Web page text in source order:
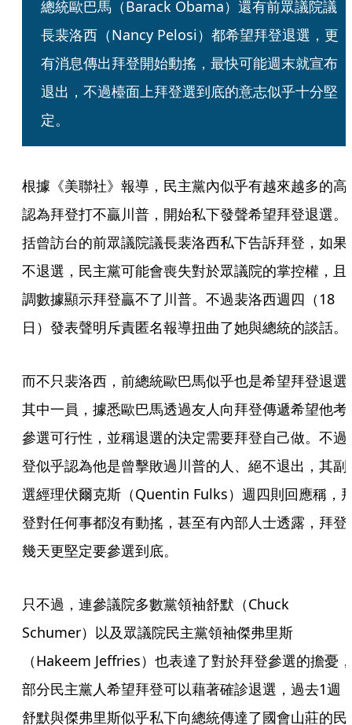
總統歐巴馬（Barack Obama）還有前眾議院議
長裴洛西（Nancy Pelosi）都希望拜登退選，更
有消息傳出拜登開始動搖，最快可能週末就宣布
退出，不過檯面上拜登選到底的意志似乎十分堅
定。
根據《美聯社》報導，民主黨內似乎有越來越多的高
認為拜登打不贏川普，開始私下發聲希望拜登退選。
括曾訪台的前眾議院議長裴洛西私下告訴拜登，如果
不退選，民主黨可能會喪失對於眾議院的掌控權，且
調數據顯示拜登贏不了川普。不過裴洛西週四（18
日）發表聲明斥責匿名報導扭曲了她與總統的談話。
而不只裴洛西，前總統歐巴馬似乎也是希望拜登退選
其中一員，據悉歐巴馬透過友人向拜登傳遞希望他考
參選可行性，並稱退選的決定需要拜登自己做。不過
登似乎認為他是曾擊敗過川普的人、絕不退出，其副
選經理伏爾克斯（Quentin Fulks）週四則回應稱，
登對任何事都沒有動搖，甚至有內部人士透露，拜登
幾天更堅定要參選到底。
只不過，連參議院多數黨領袖舒默（Chuck
Schumer）以及眾議院民主黨領袖傑弗里斯
（Hakeem Jeffries）也表達了對於拜登參選的擔憂，
部分民主黨人希望拜登可以藉著確診退選，過去1週
舒默與傑弗里斯似乎私下向總統傳達了國會山莊的民